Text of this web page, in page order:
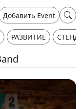
Добавить Event
РАЗВИТИЕ